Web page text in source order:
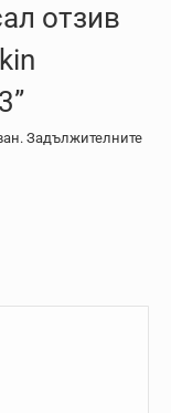
отзив
Задължителните